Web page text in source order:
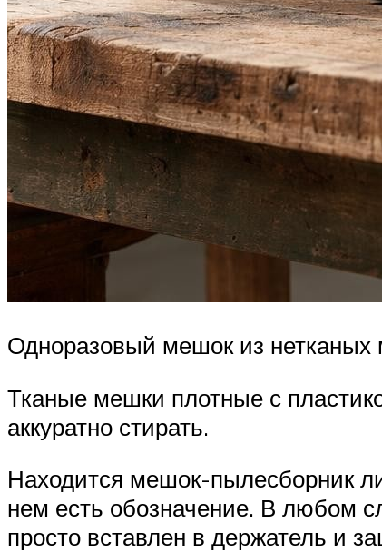
Одноразовый мешок из нетканых
Тканые мешки плотные с
аккуратно стирать.
Находится мешок-пылесборник
нем есть обозначение. В любом
просто вставлен в держатель и